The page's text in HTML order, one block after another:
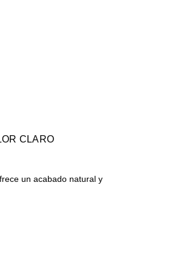
COLOR CLARO
un acabado natural y